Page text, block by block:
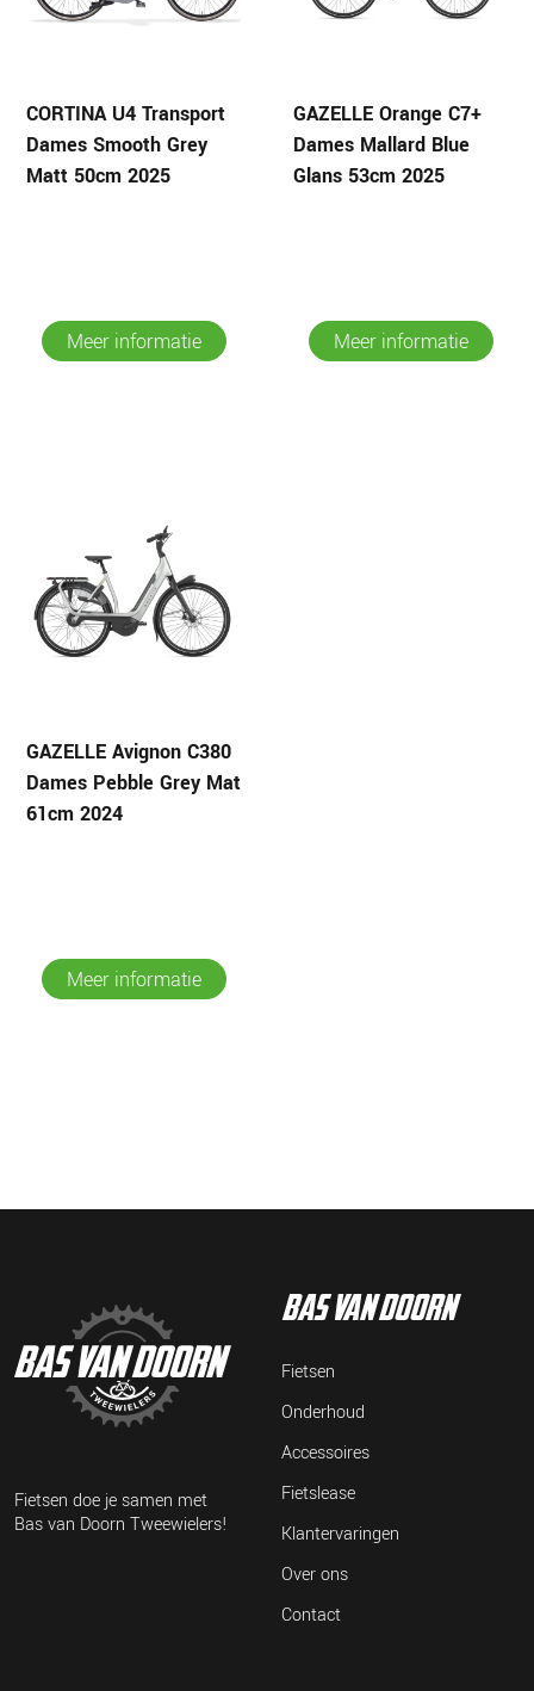
CORTINA U4 Transport
Dames Smooth Grey
Matt 50cm 2025
Meer informatie
GAZELLE Orange C7+
Dames Mallard Blue
Glans 53cm 2025
Meer informatie
GAZELLE Avignon C380
Dames Pebble Grey Mat
61cm 2024
Meer informatie
Fietsen doe je samen met
Bas van Doorn Tweewielers!
bas van doorn
Fietsen
Onderhoud
Accessoires
Fietslease
Klantervaringen
Over ons
Contact